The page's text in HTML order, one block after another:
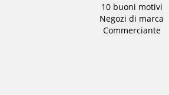
10 buoni motivi
Negozi di marca
Commerciante